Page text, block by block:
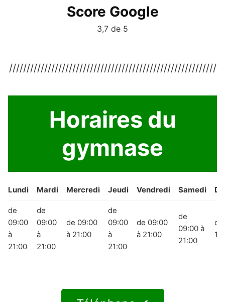
Score Google
3,7 de 5
///////////////////////////////////////////////////////////
Horaires du
gymnase
Lundi Mardi Mercredi Jeudi Vendredi Samedi
de
09:00
à
21:00
de
09:00
à
21:00
de 09:00
à 21:00
de
09:00
à
21:00
de 09:00
à 21:00
de
09:00 à
21:00
de